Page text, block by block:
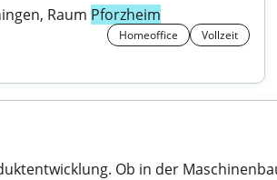
Raum Pforzheim
Homeoffice Vollzeit
Ob in der